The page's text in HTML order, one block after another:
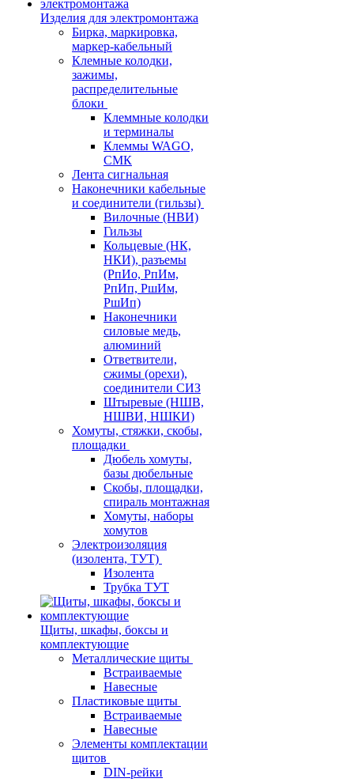
Изделия для электромонтажа
Бирка, маркировка,
маркер-кабельный
Клемные колодки,
зажимы,
распределительные
блоки
Клеммные колодки
и терминалы
Клеммы WAGO,
СМК
Лента сигнальная
Наконечники кабельные
и соединители (гильзы)
Вилочные (НВИ)
Гильзы
Кольцевые (НК,
НКИ), разъемы
(РпИо, РпИм,
РпИп, РшИм,
РшИп)
Наконечники
силовые медь,
алюминий
Ответвители,
сжимы (орехи),
соединители СИЗ
Штыревые (НШВ,
НШВИ, НШКИ)
Хомуты, стяжки, скобы,
площадки
Дюбель хомуты,
базы дюбельные
Скобы, площадки,
спираль монтажная
Хомуты, наборы
хомутов
Электроизоляция
(изолента, ТУТ)
Изолента
Трубка ТУТ
Щиты, шкафы, боксы и
комплектующие
Металлические щиты
Встраиваемые
Навесные
Пластиковые щиты
Встраиваемые
Навесные
Элементы комплектации
щитов
DIN-рейки